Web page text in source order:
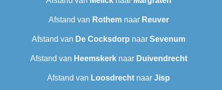
Afstand van Rothemnaar Reuver
Afstand van De Cocksdorp naar Sevenum
Afstand van Heemskerknaar Duivendrecht
Afstand van Loosdrecht naar Jisp